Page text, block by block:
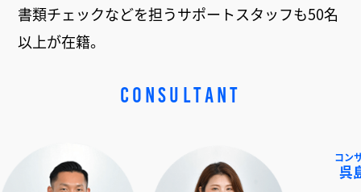
書類チェックなどを担うサポートスタッフも50名
以上が在籍。
CONSULTANT